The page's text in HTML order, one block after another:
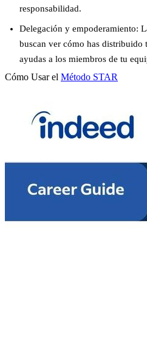
responsabilidad.
Delegación y empoderamiento:
buscan ver cómo has distribuido
ayudas a los miembros de tu
Cómo Usar el Método STAR